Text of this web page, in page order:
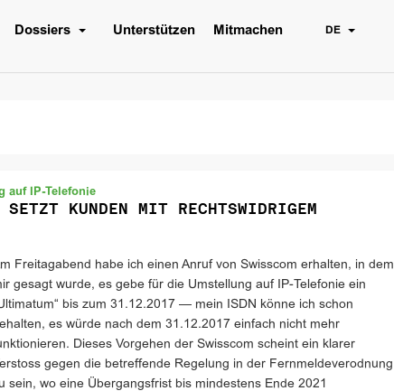
Dossiers Unterstützen Mitmachen DE
auf IP-Telefonie
KUNDEN MIT RECHTSWIDRIGEM
Freitagabend habe ich einen Anruf von Swisscom erhalten, in dem
gesagt wurde, es gebe für die Umstellung auf IP-Telefonie ein
bis zum 31.12.2017 — mein ISDN könne ich schon
es würde nach dem 31.12.2017 einfach nicht mehr
Dieses Vorgehen der Swisscom scheint ein klarer
gegen die betreffende Regelung in der Fernmeldeverodnung
sein, wo eine Übergangsfrist bis mindestens Ende 2021